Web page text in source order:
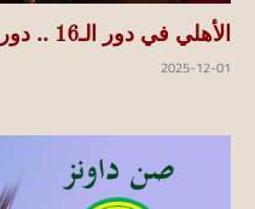
الأهلي في دور الـ16 .. دوري أبطال أفريقيا
2025-12-01